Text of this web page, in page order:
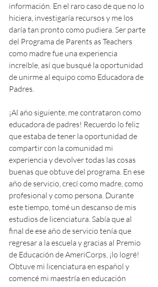
información. En el raro caso de que no lo
hiciera, investigaría recursos y me los
daría tan pronto como pudiera. Ser parte
del Programa de Parents as Teachers
como madre fue una experiencia
increíble, así que busqué la oportunidad
de unirme al equipo como Educadora de
Padres.
¡Al año siguiente, me contrataron como
educadora de padres! Recuerdo lo feliz
que estaba de tener la oportunidad de
compartir con la comunidad mi
experiencia y devolver todas las cosas
buenas que obtuve del programa. En ese
año de servicio, crecí como madre, como
profesional y como persona. Durante
este tiempo, tomé un descanso de mis
estudios de licenciatura. Sabía que al
final de ese año de servicio tenía que
regresar a la escuela y gracias al Premio
de Educación de AmeriCorps, ¡lo logré!
Obtuve mi licenciatura en español y
comencé mi maestría en educación